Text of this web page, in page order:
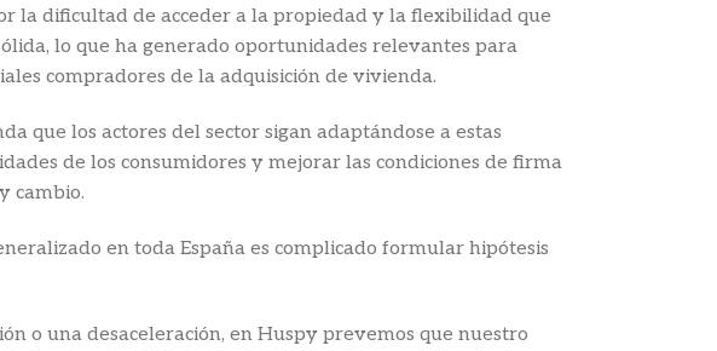
la dificultad de acceder a la propiedad y la flexibilidad que
lo que ha generado oportunidades relevantes para
compradores de la adquisición de vivienda.
que los actores del sector sigan adaptándose a estas
de los consumidores y mejorar las condiciones de firma
cambio.
en toda España es complicado formular hipótesis
o una desaceleración, en Huspy prevemos que nuestro